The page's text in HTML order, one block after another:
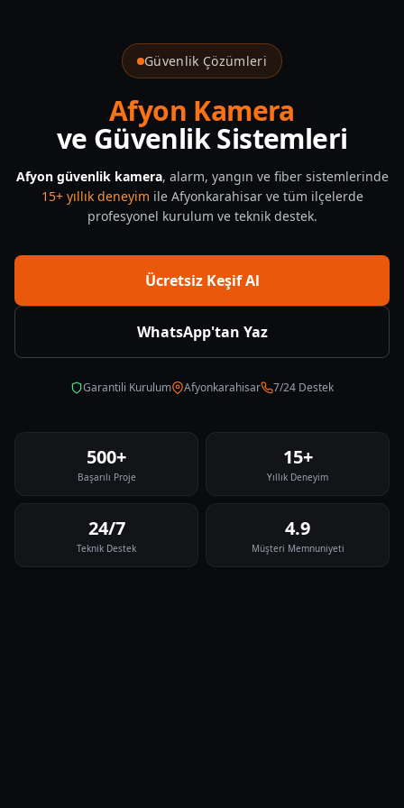
Güvenlik Çözümleri
Afyon Kamera
ve Güvenlik Sistemleri
Afyon güvenlik kamera, alarm, yangın ve fiber sistemlerinde
15+ yıllık deneyim ile Afyonkarahisar ve tüm ilçelerde
profesyonel kurulum ve teknik destek.
Ücretsiz Keşif Al
WhatsApp'tan Yaz
Garantili Kurulum Afyonkarahisar 7/24 Destek
500+
Başarılı Proje
15+
Yıllık Deneyim
24/7
Teknik Destek
4.9
Müşteri Memnuniyeti